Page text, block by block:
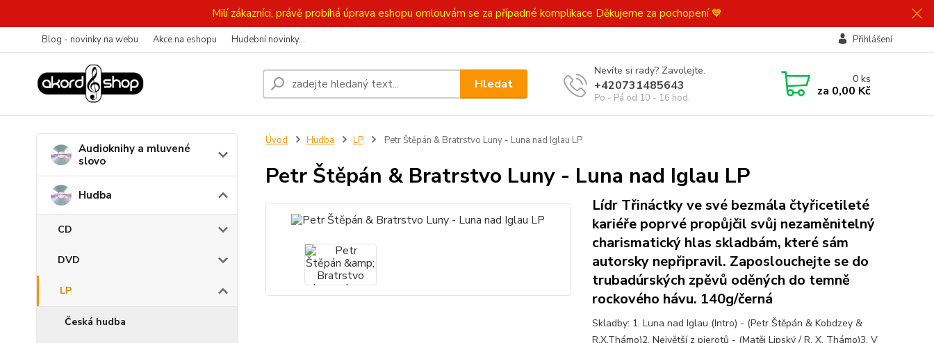
Milí zákazníci, právě probíhá úprava eshopu omlouvám se za případné komplikace Děkujeme za pochopení 💙
Blog - novinky na webu Akce na eshopu Hudební novinky... Přihlášení
Hledat
Nevíte si rady? Zavolejte.
+420731485643
Po - Pá od 10 - 16 hod.
0ks
za 0,00 Kč
Audioknihy a mluvené
slovo
Hudba
CD
DVD
LP
Česká hudba
Úvod Hudba LP Petr Štěpán & Bratrstvo Luny - Luna nad Iglau LP
Petr Štěpán & Bratrstvo Luny - Luna nad Iglau LP
Lídr Třináctky ve své bezmála čtyřicetileté
kariéře poprvé propůjčil svůj nezaměnitelný
charismatický hlas skladbám, které sám
autorsky nepřipravil. Zaposlouchejte se do
trubadúrských zpěvů oděných do temně
rockového hávu. 140g/černá
Skladby: 1. Luna nad Iglau (Intro) - (Petr Štěpán & Kobdzey &
R.X.Thámo)2. Největší z pierotů - (Matěj Lipský / R. X. Thámo)3. V